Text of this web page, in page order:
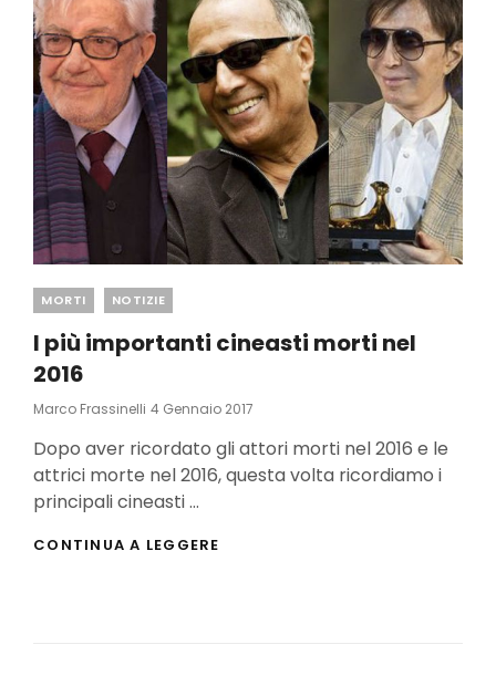
Categories
MORTI NOTIZIE
I più importanti cineasti morti nel
2016
Marco Frassinelli Posted
4 Gennaio 2017
Dopo aver ricordato gli attori morti nel 2016 e le
attrici morte nel 2016, questa volta ricordiamo i
principali cineasti …
CONTINUA A LEGGERE